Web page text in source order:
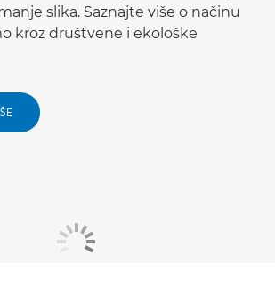
slika. Saznajte više o načinu
kroz društvene i ekološke